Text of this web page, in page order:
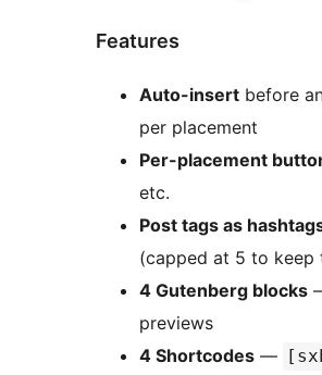
Features
Auto-insert before
per placement
Per-placement
etc.
Post tags as
(capped at 5 to keep
4 Gutenberg blocks
previews
4 Shortcodes —